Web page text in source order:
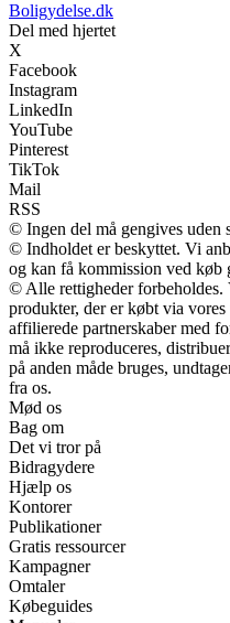
Boligydelse.dk
Del med hjertet
X
Facebook
Instagram
LinkedIn
YouTube
Pinterest
TikTok
Mail
RSS
© Ingen del må gengives uden
© Indholdet er beskyttet. Vi
og kan få kommission ved køb
© Alle rettigheder forbeholdes.
produkter, der er købt via
affilierede partnerskaber med
må ikke reproduceres,
på anden måde bruges,
fra os.
Mød os
Bag om
Det vi tror på
Bidragydere
Hjælp os
Kontorer
Publikationer
Gratis ressourcer
Kampagner
Omtaler
Købeguides